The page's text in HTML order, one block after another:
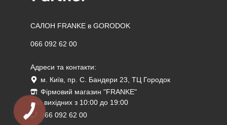
САЛОН FRANKE в GORODOK
066 092 62 00
Адреси та контакти:
м. Київ, пр. С. Бандери 23, ТЦ Городок
Фірмовий магазин "FRANKE"
Без вихідних з 10:00 до 19:00
066 092 62 00